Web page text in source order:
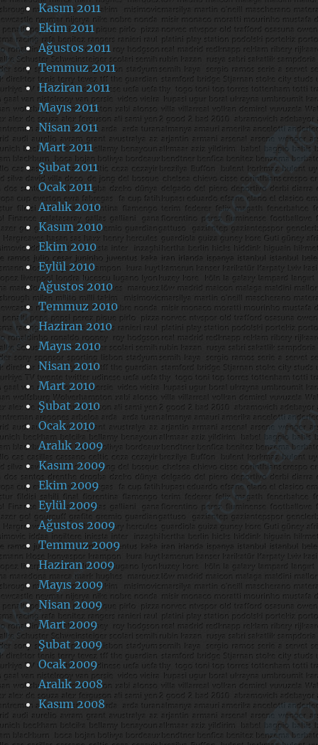
Kasım 2011
Ekim 2011
Ağustos 2011
Temmuz 2011
Haziran 2011
Mayıs 2011
Nisan 2011
Mart 2011
Şubat 2011
Ocak 2011
Aralık 2010
Kasım 2010
Ekim 2010
Eylül 2010
Ağustos 2010
Temmuz 2010
Haziran 2010
Mayıs 2010
Nisan 2010
Mart 2010
Şubat 2010
Ocak 2010
Aralık 2009
Kasım 2009
Ekim 2009
Eylül 2009
Ağustos 2009
Temmuz 2009
Haziran 2009
Mayıs 2009
Nisan 2009
Mart 2009
Şubat 2009
Ocak 2009
Aralık 2008
Kasım 2008